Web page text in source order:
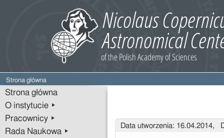
Strona główna
Strona główna
O instytucie ▸
Pracownicy ▸
Rada Naukowa ▸
Wpisy
Data utworzenia: 16.04.2014,